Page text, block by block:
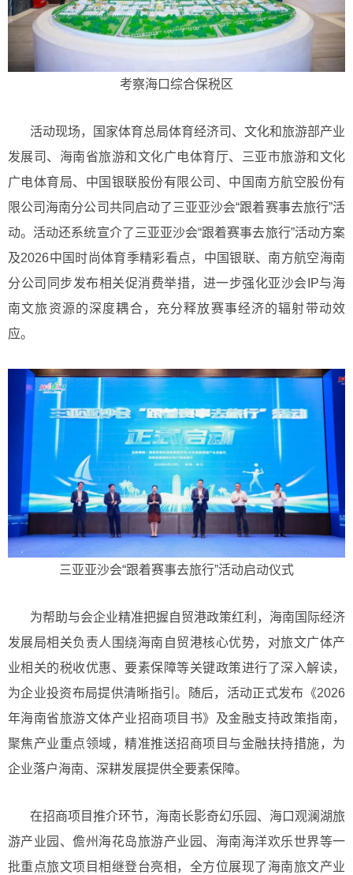
考察海口综合保税区
活动现场，国家体育总局体育经济司、文化和旅游部产业
发展司、海南省旅游和文化广电体育厅、三亚市旅游和文化
广电体育局、中国银联股份有限公司、中国南方航空股份有
限公司海南分公司共同启动了三亚亚沙会“跟着赛事去旅行”活
动。活动还系统宣介了三亚亚沙会“跟着赛事去旅行”活动方案
及2026中国时尚体育季精彩看点，中国银联、南方航空海南
分公司同步发布相关促消费举措，进一步强化亚沙会IP与海
南文旅资源的深度耦合，充分释放赛事经济的辐射带动效
应。
三亚亚沙会“跟着赛事去旅行”活动启动仪式
为帮助与会企业精准把握自贸港政策红利，海南国际经济
发展局相关负责人围绕海南自贸港核心优势，对旅文广体产
业相关的税收优惠、要素保障等关键政策进行了深入解读，
为企业投资布局提供清晰指引。随后，活动正式发布《2026
年海南省旅游文体产业招商项目书》及金融支持政策指南，
聚焦产业重点领域，精准推送招商项目与金融扶持措施，为
企业落户海南、深耕发展提供全要素保障。
在招商项目推介环节，海南长影奇幻乐园、海口观澜湖旅
游产业园、儋州海花岛旅游产业园、海南海洋欢乐世界等一
批重点旅文项目相继登台亮相，全方位展现了海南旅文产业